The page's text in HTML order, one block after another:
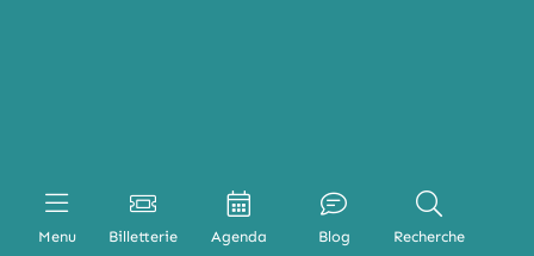
Menu Billetterie Agenda Blog Recherche